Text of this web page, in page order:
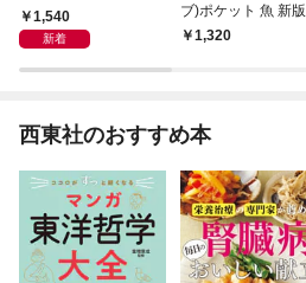
1,540
新着
ブ)ポケット 魚 新版
1,320
西東社のおすすめ本